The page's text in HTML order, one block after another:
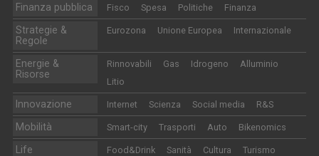
Finanza pubblica Fisco Spesa Politiche Finanza
Strategie &
Regole
Eurozona Unione Europea Internazionale
Energie &
Risorse
Rinnovabili Gas Idrogeno
Alluminio
Litio
Innovazione Internet Scienza Social media R&S
Mobilità Smart-city Trasporti Auto Bikenomics
Life Food&Drink Sanità Cultura Turismo